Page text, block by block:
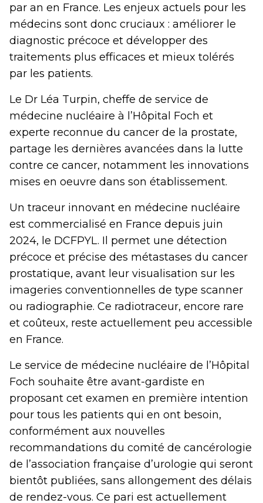
par an en France. Les enjeux actuels pour les
médecins sont donc cruciaux : améliorer le
diagnostic précoce et développer des
traitements plus efficaces et mieux tolérés
par les patients.
Le Dr Léa Turpin, cheffe de service de
médecine nucléaire à l’Hôpital Foch et
experte reconnue du cancer de la prostate,
partage les dernières avancées dans la lutte
contre ce cancer, notamment les innovations
mises en oeuvre dans son établissement.
Un traceur innovant en médecine nucléaire
est commercialisé en France depuis juin
2024, le DCFPYL. Il permet une détection
précoce et précise des métastases du cancer
prostatique, avant leur visualisation sur les
imageries conventionnelles de type scanner
ou radiographie. Ce radiotraceur, encore rare
et coûteux, reste actuellement peu accessible
en France.
Le service de médecine nucléaire de l’Hôpital
Foch souhaite être avant-gardiste en
proposant cet examen en première intention
pour tous les patients qui en ont besoin,
conformément aux nouvelles
recommandations du comité de cancérologie
de l’association française d’urologie qui seront
bientôt publiées, sans allongement des délais
de rendez-vous. Ce pari est actuellement